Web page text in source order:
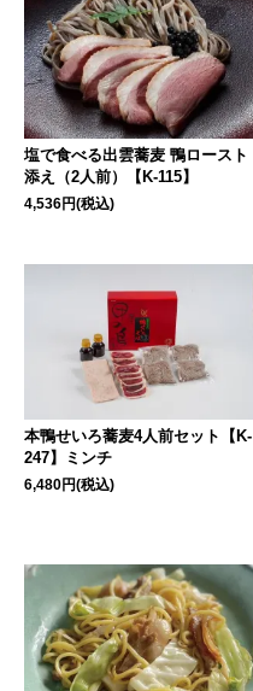
塩で食べる出雲蕎麦 鴨ロースト
添え（2人前）【K-115】
4,536円(税込)
本鴨せいろ蕎麦4人前セット【K-
247】ミンチ
6,480円(税込)